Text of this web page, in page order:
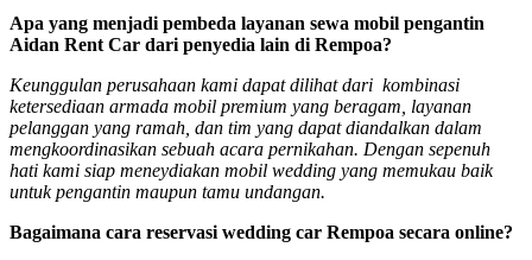
Apa yang menjadi pembeda layanan sewa mobil pengantin
Aidan Rent Car dari penyedia lain di Rempoa?
Keunggulan perusahaan kami dapat dilihat dari kombinasi
ketersediaan armada mobil premium yang beragam, layanan
pelanggan yang ramah, dan tim yang dapat diandalkan dalam
mengkoordinasikan sebuah acara pernikahan. Dengan sepenuh
hati kami siap meneydiakan mobil wedding yang memukau baik
untuk pengantin maupun tamu undangan.
Bagaimana cara reservasi wedding car Rempoa secara online?